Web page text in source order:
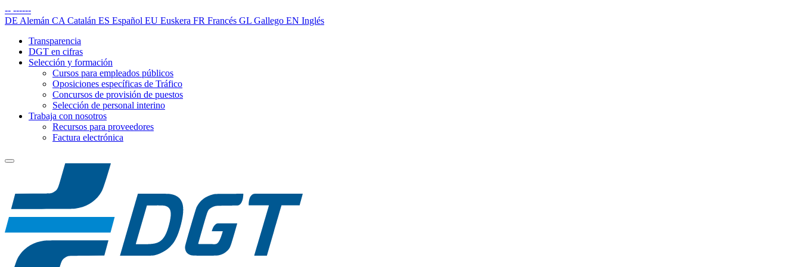
-- ------
DE Alemán CA Catalán ES Español EU Euskera FR Francés GL Gallego EN Inglés
Transparencia
DGT en cifras
Selección y formación
Cursos para empleados públicos
Oposiciones específicas de Tráfico
Concursos de provisión de puestos
Selección de personal interino
Trabaja con nosotros
Recursos para proveedores
Factura electrónica